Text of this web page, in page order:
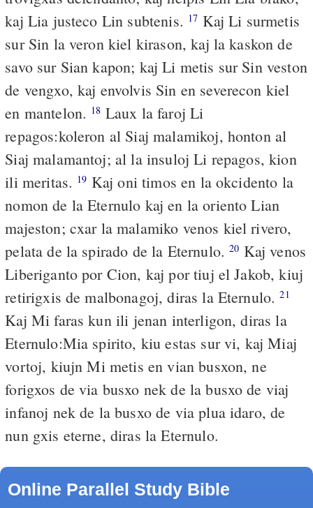
kaj Lia justeco Lin subtenis. 17 Kaj Li surmetis
sur Sin la veron kiel kirason, kaj la kaskon de
savo sur Sian kapon; kaj Li metis sur Sin veston
de vengxo, kaj envolvis Sin en severecon kiel
en mantelon. 18 Laux la faroj Li
repagos:koleron al Siaj malamikoj, honton al
Siaj malamantoj; al la insuloj Li repagos, kion
ili meritas. 19 Kaj oni timos en la okcidento la
nomon de la Eternulo kaj en la oriento Lian
majeston; cxar la malamiko venos kiel rivero,
pelata de la spirado de la Eternulo.20 Kaj venos
Liberiganto por Cion, kaj por tiuj el Jakob, kiuj
retirigxis de malbonagoj, diras la Eternulo.21
Kaj Mi faras kun ili jenan interligon, diras la
Eternulo:Mia spirito, kiu estas sur vi, kaj Miaj
vortoj, kiujn Mi metis en vian busxon, ne
forigxos de via busxo nek de la busxo de viaj
infanoj nek de la busxo de via plua idaro, de
nun gxis eterne, diras la Eternulo.
Online Parallel Study Bible